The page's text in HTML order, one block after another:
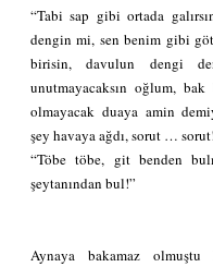
“Tabi sap gibi ortada
dengin mi, sen benim gibi
birisin, davulun dengi
unutmayacaksın oğlum, bak
olmayacak duaya amin
şey havaya ağdı, sorut …
“Töbe töbe, git benden
şeytanından bul!”
Aynaya bakamaz